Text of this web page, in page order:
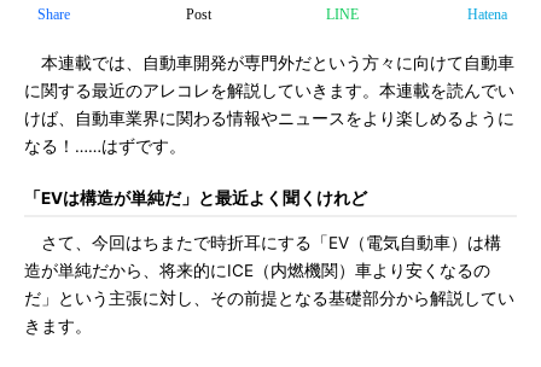
Share Post LINE Hatena
本連載では、自動車開発が専門外だという方々に向けて自動車
に関する最近のアレコレを解説していきます。本連載を読んでい
けば、自動車業界に関わる情報やニュースをより楽しめるように
なる！……はずです。
「EVは構造が単純だ」と最近よく聞くけれど
さて、今回はちまたで時折耳にする「EV（電気自動車）は構
造が単純だから、将来的にICE（内燃機関）車より安くなるの
だ」という主張に対し、その前提となる基礎部分から解説してい
きます。